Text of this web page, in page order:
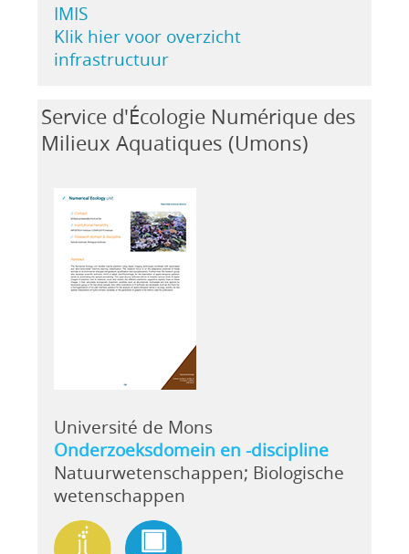
IMIS
Klik hier voor overzicht
infrastructuur
Service d'Écologie Numérique des
Milieux Aquatiques (Umons)
Université de Mons
Onderzoeksdomein en -discipline
Natuurwetenschappen; Biologische
wetenschappen